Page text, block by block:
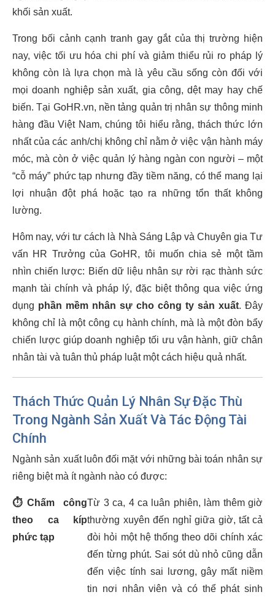
khối sản xuất.
Trong bối cảnh cạnh tranh gay gắt của thị trường hiện
nay, việc tối ưu hóa chi phí và giảm thiểu rủi ro pháp lý
không còn là lựa chọn mà là yêu cầu sống còn đối với
mọi doanh nghiệp sản xuất, gia công, dệt may hay chế
biến. Tại GoHR.vn, nền tảng quản trị nhân sự thông minh
hàng đầu Việt Nam, chúng tôi hiểu rằng, thách thức lớn
nhất của các anh/chị không chỉ nằm ở việc vận hành máy
móc, mà còn ở việc quản lý hàng ngàn con người – một
“cỗ máy” phức tạp nhưng đầy tiềm năng, có thể mang lại
lợi nhuận đột phá hoặc tạo ra những tổn thất không
lường.
Hôm nay, với tư cách là Nhà Sáng Lập và Chuyên gia Tư
vấn HR Trưởng của GoHR, tôi muốn chia sẻ một tầm
nhìn chiến lược: Biến dữ liệu nhân sự rời rạc thành sức
mạnh tài chính và pháp lý, đặc biệt thông qua việc ứng
dụng phần mềm nhân sự cho công ty sản xuất. Đây
không chỉ là một công cụ hành chính, mà là một đòn bẩy
chiến lược giúp doanh nghiệp tối ưu vận hành, giữ chân
nhân tài và tuân thủ pháp luật một cách hiệu quả nhất.
Thách Thức Quản Lý Nhân Sự Đặc Thù
Trong Ngành Sản Xuất Và Tác Động Tài
Chính
Ngành sản xuất luôn đối mặt với những bài toán nhân sự
riêng biệt mà ít ngành nào có được:
⏱️ Chấm công
theo ca kíp
phức tạp
Từ 3 ca, 4 ca luân phiên, làm thêm giờ
thường xuyên đến nghỉ giữa giờ, tất cả
đòi hỏi một hệ thống theo dõi chính xác
đến từng phút. Sai sót dù nhỏ cũng dẫn
đến việc tính sai lương, gây mất niềm
tin nơi nhân viên và có thể phát sinh